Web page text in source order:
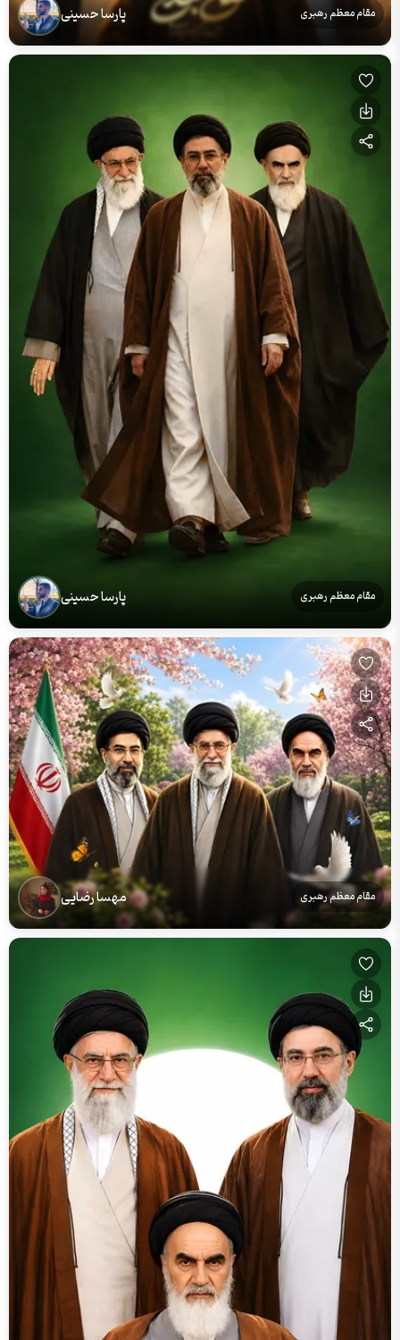
مقام معظم رهبری پارسا حسینی
مقام معظم رهبری پارسا حسینی
مقام معظم رهبری مهسا رضایی